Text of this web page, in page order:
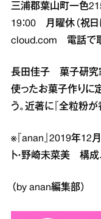
三浦郡葉山町一色
19：00 月曜休（祝
cloud.com 電話で
長田佳子 菓子研究
使ったお菓子作りに
う。近著に『全粒粉
※『anan』2019年12
ト・野崎未菜美 構
（by anan編集部）